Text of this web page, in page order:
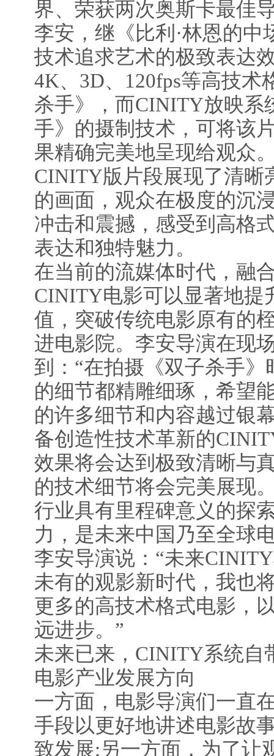
界、荣获两次奥斯卡最佳
李安，继《比利·林恩的
技术追求艺术的极致表达
4K、3D、120fps等高技
杀手》，而CINITY放映系
手》的摄制技术，可将该
果精确完美地呈现给观众
CINITY版片段展现了清晰
的画面，观众在极度的沉
冲击和震撼，感受到高格
表达和独特魅力。
在当前的流媒体时代，融
CINITY电影可以显著地提
值，突破传统电影原有的
进电影院。李安导演在现
到：“在拍摄《双子杀手
的细节都精雕细琢，希望
的许多细节和内容越过银
备创造性技术革新的
效果将会达到极致清晰与
的技术细节将会完美展现
行业具有里程碑意义的探
力，是未来中国乃至全球
李安导演说：“未来
未有的观影新时代，我也
更多的高技术格式电影，
远进步。”
未来已来，CINITY系统自
电影产业发展方向
一方面，电影导演们一直
手段以更好地讲述电影故
致发展;另一方面，为了让